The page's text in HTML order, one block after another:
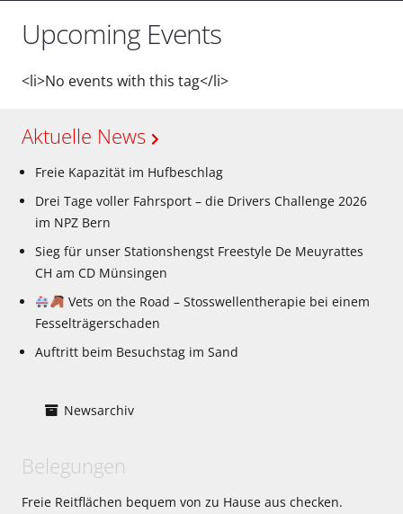
Upcoming Events
<li>No events with this tag</li>
Aktuelle News
Freie Kapazität im Hufbeschlag
Drei Tage voller Fahrsport – die Drivers Challenge 2026
im NPZ Bern
Sieg für unser Stationshengst Freestyle De Meuyrattes
CH am CD Münsingen
Vets on the Road – Stosswellentherapie bei einem
Fesselträgerschaden
Auftritt beim Besuchstag im Sand
Newsarchiv
Belegungen
Freie Reitflächen bequem von zu Hause aus checken.